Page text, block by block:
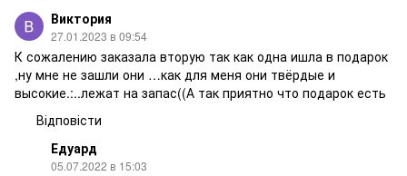
Виктория
27.01.2023 в 09:54
К сожалению заказала вторую так как одна ишла в подарок
,ну мне не зашли они …как для меня они твёрдые и
высокие.:..лежат на запас((А так приятно что подарок есть
Відповісти
Едуард
05.07.2022 в 15:03